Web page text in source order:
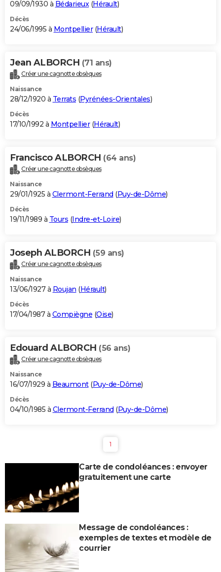
09/09/1930 à Bédarieux(Hérault)
Décès
24/06/1995 à Montpellier(Hérault)
Jean ALBORCH (71 ans)
Créer une cagnotte obsèques
Naissance
28/12/1920 à Terrats (Pyrénées-Orientales)
Décès
17/10/1992 à Montpellier(Hérault)
Francisco ALBORCH (64 ans)
Créer une cagnotte obsèques
Naissance
29/01/1925 à Clermont-Ferrand (Puy-de-Dôme)
Décès
19/11/1989 à Tours (Indre-et-Loire)
Joseph ALBORCH (59 ans)
Créer une cagnotte obsèques
Naissance
13/06/1927 à Roujan (Hérault)
Décès
17/04/1987 à Compiègne (Oise)
Edouard ALBORCH (56 ans)
Créer une cagnotte obsèques
Naissance
16/07/1929 à Beaumont(Puy-de-Dôme)
Décès
04/10/1985 à Clermont-Ferrand (Puy-de-Dôme)
1
Carte de condoléances : envoyer
gratuitement une carte
Message de condoléances :
exemples de textes et modèle de
courrier